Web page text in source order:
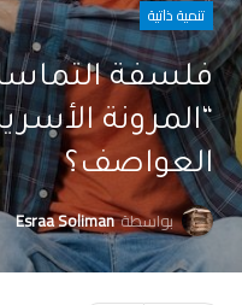
تنمية ذاتية
فلسفة
“المرونة
العواصف؟
بواسطةEsraa Soliman